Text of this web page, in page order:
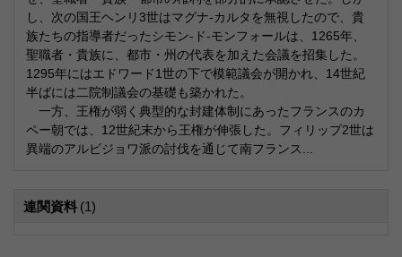
し、次の国王ヘンリ3世はマグナ-カルタを無視したので、貴
族たちの指導者だったシモン-ド-モンフォールは、1265年、
聖職者・貴族に、都市・州の代表を加えた会議を招集した。
1295年にはエドワード1世の下で模範議会が開かれ、14世紀
半ばには二院制議会の基礎も築かれた。
一方、王権が弱く典型的な封建体制にあったフランスのカ
ペー朝では、12世紀末から王権が伸張した。フィリップ2世は
異端のアルビジョワ派の討伐を通じて南フランス...
連関資料 (1)